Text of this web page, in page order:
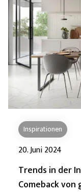
Inspirationen
20. Juni 2024
Trends in der
Comeback